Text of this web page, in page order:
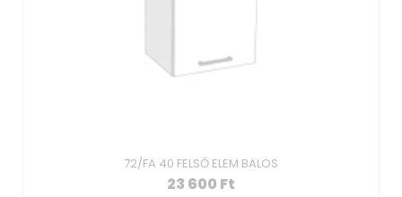
72/FA 40 FELSŐ ELEM BALOS
23 600 Ft